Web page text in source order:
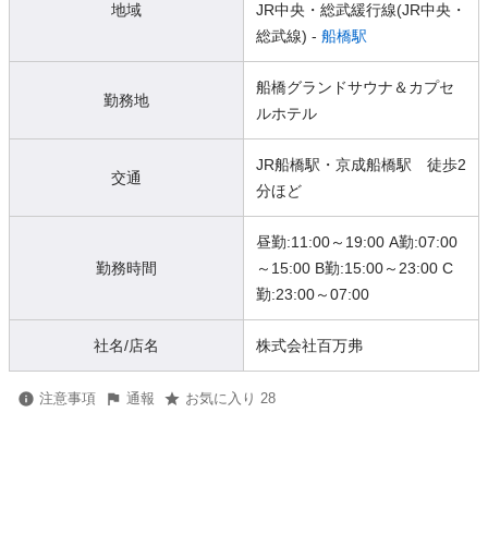
地域
JR中央・総武緩行線(JR中央・
総武線) - 船橋駅
勤務地
船橋グランドサウナ＆カプセ
ルホテル
交通
JR船橋駅・京成船橋駅 徒歩2
分ほど
勤務時間
昼勤:11:00～19:00 A勤:07:00
～15:00 B勤:15:00～23:00 C
勤:23:00～07:00
社名/店名 株式会社百万弗
注意事項 通報 お気に入り 28